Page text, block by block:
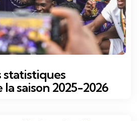
statistiques
saison 2025-2026